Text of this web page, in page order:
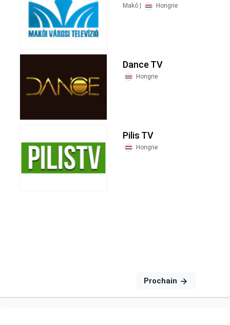
Makó | Hongrie
Dance TV
Hongrie
Pilis TV
Hongrie
Prochain